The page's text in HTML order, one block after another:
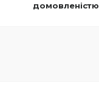
домовленістю